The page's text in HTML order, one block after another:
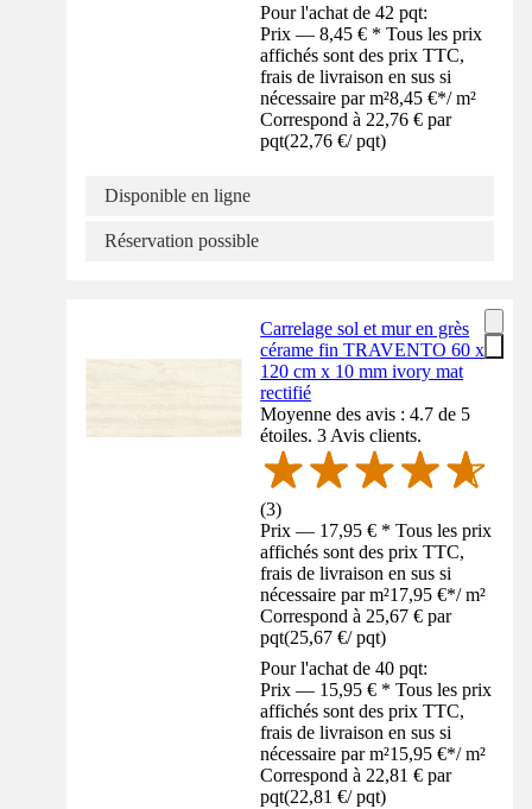
Pour l'achat de 42 pqt:
Prix — 8,45 € * Tous les prix
affichés sont des prix TTC,
frais de livraison en sus si
nécessaire par m²8,45 €*/ m²
Correspond à 22,76 € par
pqt(22,76 €/ pqt)
Disponible en ligne
Réservation possible
Carrelage sol et mur en grès
cérame fin TRAVENTO 60 x
120 cm x 10 mm ivory mat
rectifié
Moyenne des avis : 4.7 de 5
étoiles. 3 Avis clients.
(3)
Prix — 17,95 € * Tous les prix
affichés sont des prix TTC,
frais de livraison en sus si
nécessaire par m²17,95 €*/ m²
Correspond à 25,67 € par
pqt(25,67 €/ pqt)
Pour l'achat de 40 pqt:
Prix — 15,95 € * Tous les prix
affichés sont des prix TTC,
frais de livraison en sus si
nécessaire par m²15,95 €*/ m²
Correspond à 22,81 € par
pqt(22,81 €/ pqt)